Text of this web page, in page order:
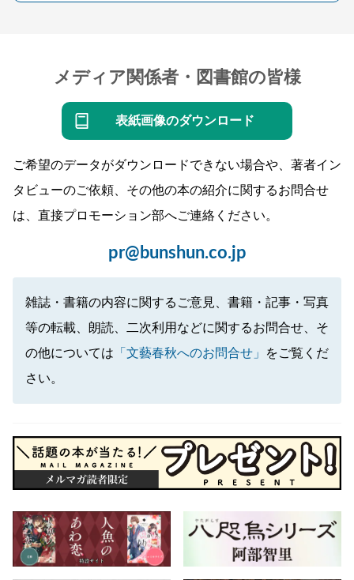
メディア関係者・図書館の皆様
表紙画像のダウンロード
ご希望のデータがダウンロードできない場合や、著者イン
タビューのご依頼、その他の本の紹介に関するお問合せ
は、直接プロモーション部へご連絡ください。
pr@bunshun.co.jp
雑誌・書籍の内容に関するご意見、書籍・記事・写真
等の転載、朗読、二次利用などに関するお問合せ、そ
の他については 「文藝春秋へのお問合せ」
をご覧くだ
さい。